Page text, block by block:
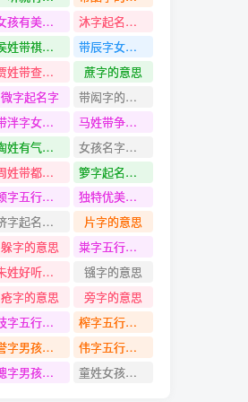
女孩有美好前途的名字
沐字起名寓意
侯姓带祺字名字
带辰字女孩名字
贾姓带查字名字
蔗字的意思
微字起名字
带闳字的名字
带泮字女孩名字
马姓带争字名字
陶姓有气质的名字
女孩名字带有芳字的
周姓带都字名字
箩字起名寓意
顿字五行是什么
独特优美有含义的女孩名字
挤字起名寓意
片字的意思
躲字的意思
粜字五行是什么
朱姓好听不俗气的名字
镪字的意思
疮字的意思
旁字的意思
肢字五行是什么
榨字五行是什么
誉字男孩名字大全
伟字五行是什么
璁字男孩名字大全 童姓女孩名字